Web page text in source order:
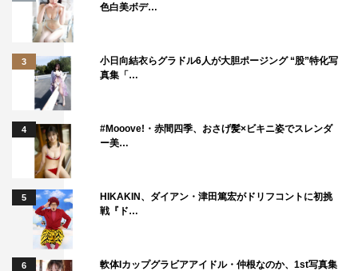
色白美ボデ…
3
小日向結衣らグラドル6人が大胆ポージング “股”特化写
真集「…
4
#Mooove!・赤間四季、おさげ髪×ビキニ姿でスレンダ
ー美…
5
HIKAKIN、ダイアン・津田篤宏がドリフコントに初挑
戦『ド…
6
軟体Iカップグラビアアイドル・仲根なのか、1st写真集